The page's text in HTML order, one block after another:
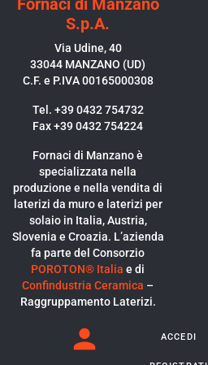
Fornaci di Manzano
S.p.A.
Via Udine, 40
33044 MANZANO (UD)
C.F. e P.IVA 00165000308
Tel. +39 0432 754732
Fax +39 0432 754224
Fornaci di Manzano è
specializzata nella
produzione e nella vendita di
laterizi da muro e laterizi per
solaio in Italia, Austria,
Slovenia e Croazia. L’azienda
fa parte del Consorzio
POROTON® Italia e di
Confindustria Ceramica –
Raggruppamento Laterizi.
ACCEDI